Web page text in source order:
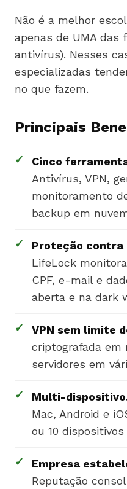
Não é a melhor
apenas de UMA das
antivírus). Nesses
especializadas
no que fazem.
Principais
✓
Cinco
Antivírus, VPN,
monitoramento
backup em
✓
Proteção contra
LifeLock
CPF, e-mail e
aberta e na dark
✓ VPN sem limite
criptografada em
servidores em
✓ Multi-
Mac, Android e
ou 10
✓
Empresa
Reputação